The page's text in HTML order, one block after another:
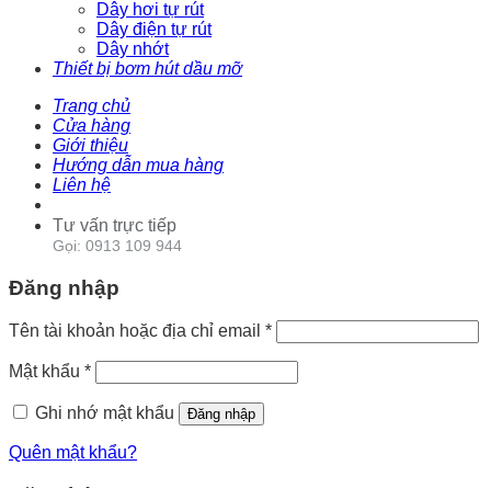
Dây hơi tự rút
Dây điện tự rút
Dây nhớt
Thiết bị bơm hút dầu mỡ
Trang chủ
Cửa hàng
Giới thiệu
Hướng dẫn mua hàng
Liên hệ
Tư vấn trực tiếp
Gọi: 0913 109 944
Đăng nhập
Tên tài khoản hoặc địa chỉ email *
Mật khẩu *
Ghi nhớ mật khẩu Đăng nhập
Quên mật khẩu?